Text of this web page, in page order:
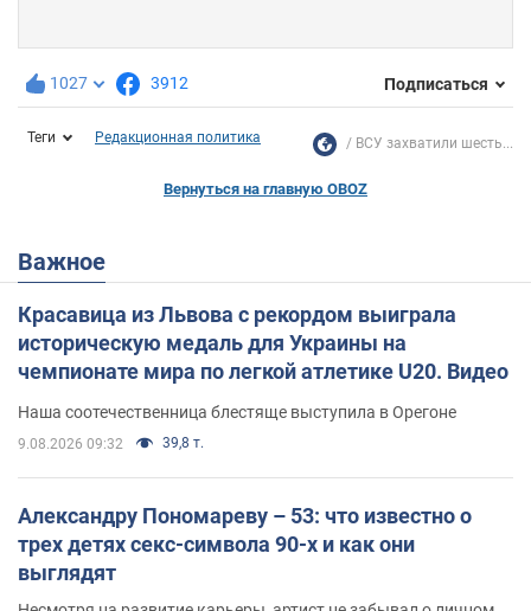
1027 3912 Подписаться
Теги Редакционная политика ВСУ захватили шесть...
Вернуться на главную OBOZ
Важное
Красавица из Львова с рекордом выиграла
историческую медаль для Украины на
чемпионате мира по легкой атлетике U20. Видео
Наша соотечественница блестяще выступила в Орегоне
9.08.2026 09:32 39,8 т.
Александру Пономареву – 53: что известно о
трех детях секс-символа 90-х и как они
выглядят